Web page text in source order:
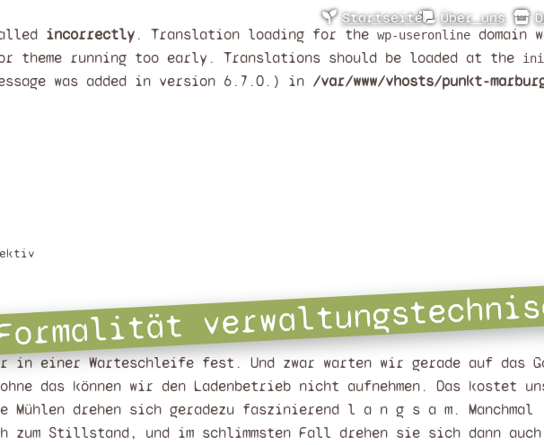
incorrectly. Translation loading for the wp-useronline domain
running too early. Translations should be loaded at the
was added in version 6.7.0.) in /var/www/vhosts/punkt-
Startseite Über uns
in einer Warteschleife fest. Und zwar warten wir gerade auf das
das können wir den Ladenbetrieb nicht aufnehmen. Das kostet
Mühlen drehen sich geradezu faszinierend l a n g s a m. Manchmal
zum Stillstand, und im schlimmsten Fall drehen sie sich dann auch